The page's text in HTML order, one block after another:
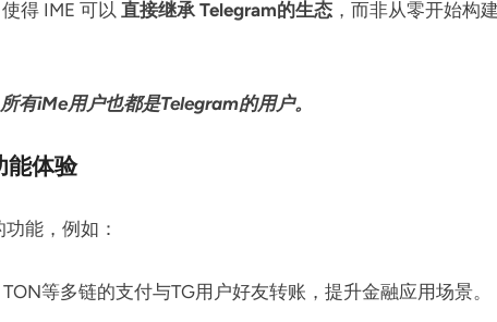
得 IME 可以 直接继承 Telegram的生态 ，而非从零开始构
有iMe用户也都是Telegram的用户。
能体验
能，例如：
等多链的支付与TG用户好友转账，提升金融应用场景。